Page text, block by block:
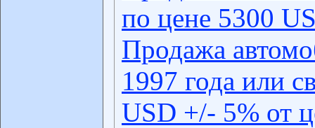
по цене 5300
Продажа
1997 года или
USD +/- 5% от